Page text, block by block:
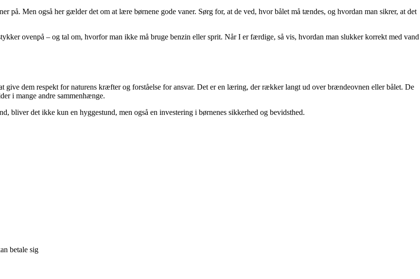
på. Men også her gælder det om at lære børnene gode vaner. Sørg for, at de ved, hvor bålet må tændes, og hvordan man sikrer, at det
ovenpå – og tal om, hvorfor man ikke må bruge benzin eller sprit. Når I er færdige, så vis, hvordan man slukker korrekt med vand
dem respekt for naturens kræfter og forståelse for ansvar. Det er en læring, der rækker langt ud over brændeovnen eller bålet. De
i mange andre sammenhænge.
bliver det ikke kun en hyggestund, men også en investering i børnenes sikkerhed og bevidsthed.
betale sig